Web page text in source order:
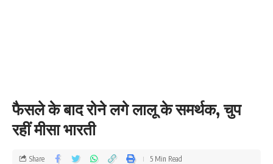
फैसले के बाद रोने लगे लालू के समर्थक, चुप
रहीं मीसा भारती
Share 5 Min Read